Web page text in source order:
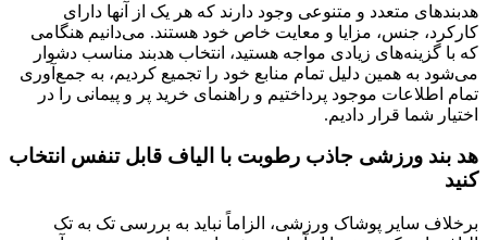
هدبندهای متعدد و متنوعی وجود دارند که هر یک از آنها دارای
کارکرد، جنس، مزایا و معایت خاص خود هستند. می‌دانیم هنگامی
که با گزینه‌های زیادی مواجه هستید، انتخاب هدبند مناسب دشوار
می‌شود به همین دلیل تمام منابع خود را تجمیع کردیم، به جمع‌آوری
تمام اطلاعات موجود پرداختیم و راهنمای خرید پر و پیمانی را در
اختیار شما قرار دادیم.
هد بند ورزشی جاذب رطوبت با الیاف قابل تنفس انتخاب
کنید
برخلاف سایر پوشاک ورزشی، الزاماً نباید به بررسی تک به تک